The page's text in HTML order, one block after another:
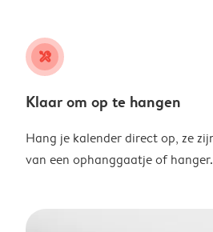
tools
Klaar om op te hangen
Hang je kalender direct op, ze
van een ophanggaatje of hanger.